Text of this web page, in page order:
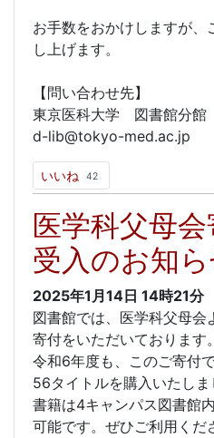
お手数をおかけしますが、
し上げます。
【問い合わせ先】
東京医科大学 図書館分館
d-lib@tokyo-med.ac.jp
いいね 42
医学科父母
受入のお知
2025年1月14日 14時21分
図書館では、医学科父母会
寄付をいただいております。
令和6年度も、このご寄付
56タイトルを購入いたしま
書籍は4キャンパス図書館
可能です。ぜひご利用くだ